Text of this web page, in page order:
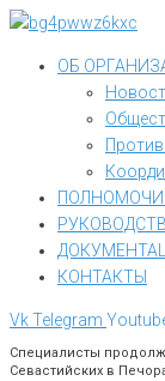
Перейти
контенту
ОБ
КОНТАКТЫ
VkTelegram
Специалисты
Севастийских в